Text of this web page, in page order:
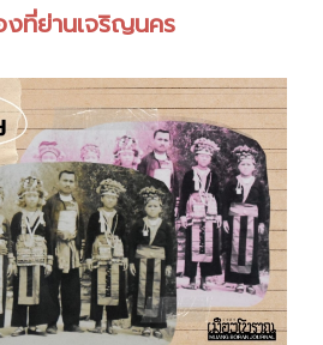
งที่ย่านเจริญนคร